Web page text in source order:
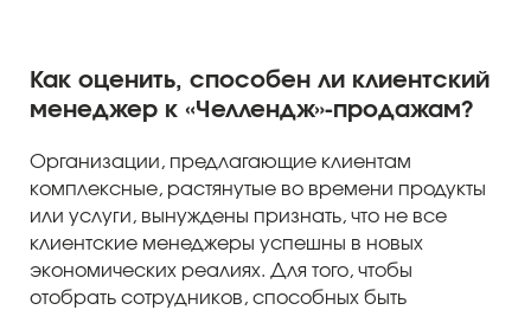
Как оценить, способен ли клиентский
менеджер к «Челлендж»-продажам?
Организации, предлагающие клиентам
комплексные, растянутые во времени продукты
или услуги, вынуждены признать, что не все
клиентские менеджеры успешны в новых
экономических реалиях. Для того, чтобы
отобрать сотрудников, способных быть